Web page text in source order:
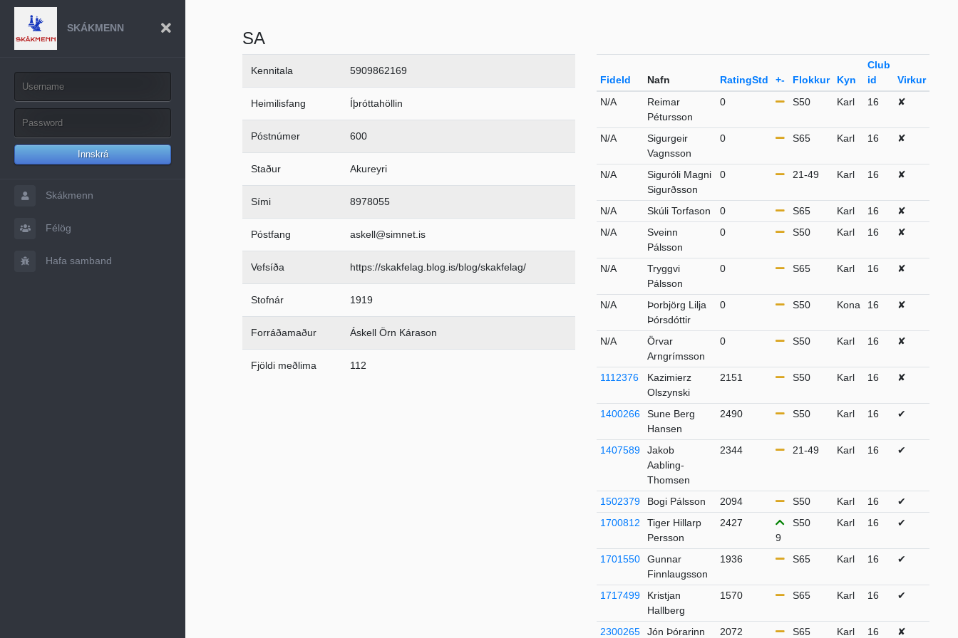
SKÁKMENN
Innskrá
Skákmenn
Félög
Hafa samband
SA
Kennitala 5909862169
Heimilisfang Íþróttahöllin
Póstnúmer 600
Staður Akureyri
Sími 8978055
Póstfang askell@simnet.is
Vefsíða https://skakfelag.blog.is/blog/skakfelag/
Stofnár 1919
Forráðamaður Áskell Örn Kárason
Fjöldi meðlima 112
FideId Nafn RatingStd +- Flokkur Kyn
Club
id
Virkur
N/A
Reimar
Pétursson
0 S50 Karl 16 ✘
N/A
Sigurgeir
Vagnsson
0 S65 Karl 16 ✘
N/A
Siguróli Magni
Sigurðsson
0 21-49 Karl 16 ✘
N/A Skúli Torfason 0 S65 Karl 16
✘
N/A
Sveinn
Pálsson
0 S50 Karl 16 ✘
N/A
Tryggvi
Pálsson
0 S65 Karl 16 ✘
N/A
Þorbjörg Lilja
Þórsdóttir
0 S50 Kona 16 ✘
N/A
Örvar
Arngrímsson
0 S50 Karl 16 ✘
1112376
Kazimierz
Olszynski
2151 S50 Karl 16 ✘
1400266
Sune Berg
Hansen
2490 S50 Karl 16 ✔
1407589
Jakob
Aabling-
Thomsen
2344 21-49 Karl 16 ✔
1502379 Bogi Pálsson 2094 S50 Karl 16
✔
1700812
Tiger Hillarp
Persson
2427
9
S50 Karl 16 ✔
1701550
Gunnar
Finnlaugsson
1936 S65 Karl 16 ✔
1717499
Kristjan
Hallberg
1570 S65 Karl 16 ✔
2300265 Jón Þórarinn 2072 S65 Karl 16 ✘